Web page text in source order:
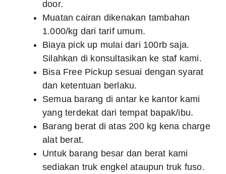
door.
Muatan cairan dikenakan tambahan
1.000/kg dari tarif umum.
Biaya pick up mulai dari 100rb saja.
Silahkan di konsultasikan ke staf kami.
Bisa Free Pickup sesuai dengan syarat
dan ketentuan berlaku.
Semua barang di antar ke kantor kami
yang terdekat dari tempat bapak/ibu.
Barang berat di atas 200 kg kena charge
alat berat.
Untuk barang besar dan berat kami
sediakan truk engkel ataupun truk fuso.